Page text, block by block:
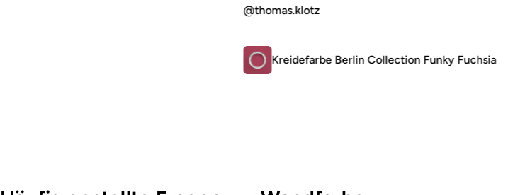
@thomas.klotz
Kreidefarbe Berlin Collection Funky Fuchsia